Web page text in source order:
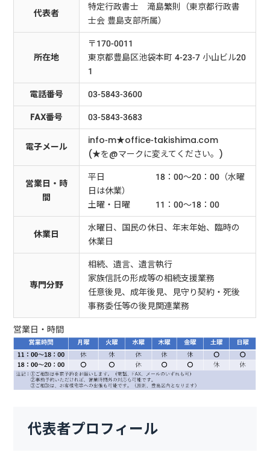
代表者
特定行政書士 滝島繁則（東京都行政書
士会 豊島支部所属）
所在地
〒170-0011
東京都豊島区池袋本町 4-23-7 小山ビル20
1
電話番号
03-5843-3600
FAX番号
03-5843-3683
電子メール
info-m★office-takishima.com
(★を@マークに変えてください。)
営業日・時
間
平日 18：00～20：00（水曜
日は休業）
土曜・日曜 11：00～18：00
休業日
水曜日、国民の休日、年末年始、臨時の
休業日
専門分野
相続、遺言、遺言執行
家族信託の形成等の相続支援業務
任意後見、成年後見、見守り契約・死後
事務委任等の後見関連業務
営業日・時間
代表者プロフィール